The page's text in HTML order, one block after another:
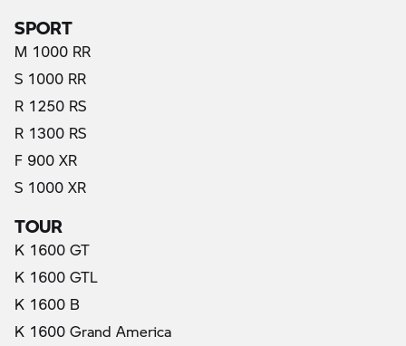
SPORT
M 1000 RR
S 1000 RR
R 1250 RS
R 1300 RS
F 900 XR
S 1000 XR
TOUR
K 1600 GT
K 1600 GTL
K 1600 B
K 1600 Grand America